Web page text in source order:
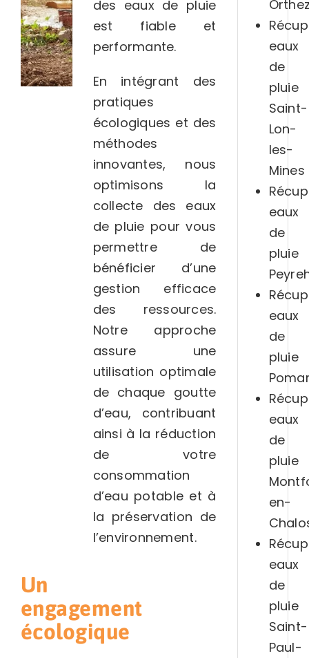
des eaux de pluie
est fiable et
performante.
En intégrant des
pratiques
écologiques et des
méthodes
innovantes, nous
optimisons la
collecte des eaux
de pluie pour vous
permettre de
bénéficier d’une
gestion efficace
des ressources.
Notre approche
assure une
utilisation optimale
de chaque goutte
d’eau, contribuant
ainsi à la réduction
de votre
consommation
d’eau potable et à
la préservation de
l’environnement.
Un
engagement
écologique
eaux
de
pluie
Saint-
Lon-
les-
Mines
eaux
de
pluie
eaux
de
pluie
eaux
de
pluie
en-
eaux
de
pluie
Saint-
Paul-